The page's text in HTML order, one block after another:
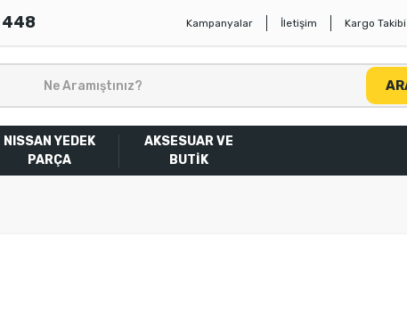
448 Kampanyalar İletişim Kargo Takibi
NISSAN YEDEK
PARÇA
AKSESUAR VE
BUTİK